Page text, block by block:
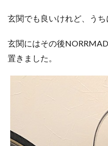
玄関でも良いけれど、うち
玄関にはその後
置きました。